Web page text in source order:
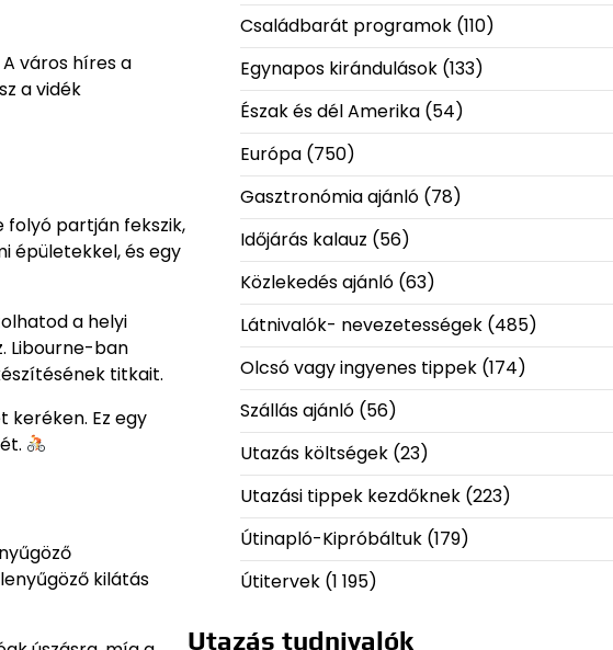
város híres a
a vidék
folyó partján fekszik,
épületekkel, és egy
a helyi
Libourne-ban
titkait.
Ez egy
kilátás
Családbarát programok(110)
Egynapos kirándulások(133)
Észak és dél Amerika(54)
Európa(750)
Gasztronómia ajánló(78)
Időjárás kalauz (56)
Közlekedés ajánló(63)
Látnivalók- nevezetességek(485)
Olcsó vagy ingyenes tippek(174)
Szállás ajánló(56)
Utazás költségek(23)
Utazási tippek kezdőknek(223)
Útinapló-Kipróbáltuk(179)
Útitervek(1 195)
Utazás tudnivalók